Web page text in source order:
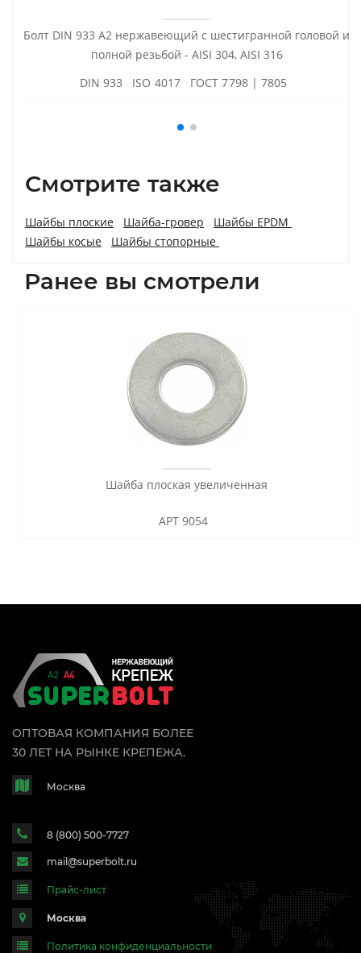
Болт DIN 933 А2 нержавеющий с шестигранной головой и
полной резьбой - AISI 304, AISI 316
DIN 933 ISO 4017 ГОСТ 7798 | 7805
Смотрите также
Шайбы плоские Шайба-гровер
Шайбы EPDM
Шайбы косые
Шайбы стопорные
Ранее вы смотрели
Шайба плоская увеличенная
АРТ 9054
ОПТОВАЯ КОМПАНИЯ БОЛЕЕ
30 ЛЕТ НА РЫНКЕ КРЕПЕЖА.
Москва
8 (800) 500-7727
mail@superbolt.ru
Прайс-лист
Москва
Политика конфиденциальности